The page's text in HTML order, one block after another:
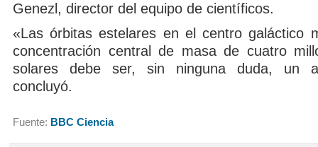
Genezl, director del equipo de científicos.
«Las órbitas estelares en el centro galáctico
concentración central de masa de cuatro
solares debe ser, sin ninguna duda, un
concluyó.
Fuente: BBC Ciencia